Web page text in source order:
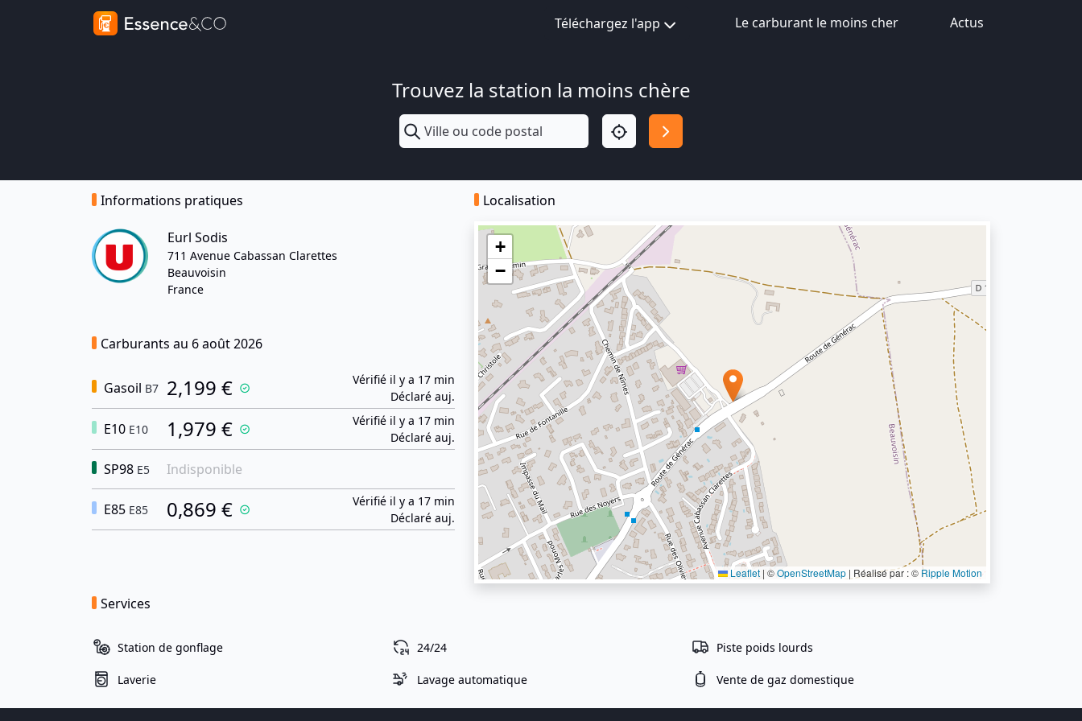
Téléchargez l'app Le carburant le moins cher Actus
Trouvez la station la moins chère
Informations pratiques
Eurl Sodis
711 Avenue Cabassan Clarettes
Beauvoisin
France
Carburants au 6 août 2026
Gasoil B7 2,199 €
Vérifié il y a 17 min
Déclaré auj.
E10 E10 1,979 €
Vérifié il y a 17 min
Déclaré auj.
SP98 E5 Indisponible
E85 E85 0,869 €
Vérifié il y a 17 min
Déclaré auj.
Localisation
+
−
Leaflet | ©OpenStreetMap | Réalisé par : © Ripple Motion
Services
Station de gonflage 24/24 Piste poids lourds
Laverie Lavage automatique Vente de gaz domestique